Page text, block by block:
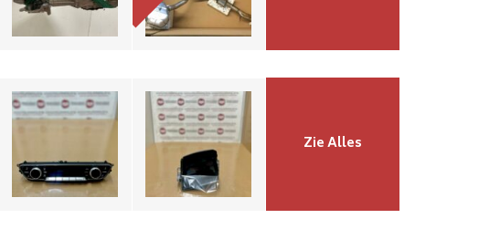
8W0820043AB
€179,-
8W7919617H
€445,-
Zie Alles
20 Inch Audi A5
Velgen
8W0601025FE
19 Inch Audi A5
F5 Set Velgen
Met
WinterBanden
8W0601025DC